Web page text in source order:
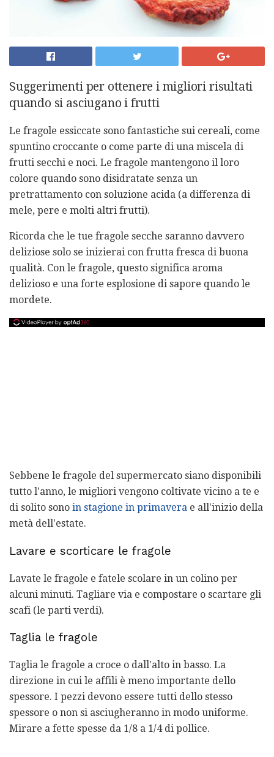
Suggerimenti per ottenere i migliori risultati
quando si asciugano i frutti
Le fragole essiccate sono fantastiche sui cereali, come
spuntino croccante o come parte di una miscela di
frutti secchi e noci. Le fragole mantengono il loro
colore quando sono disidratate senza un
pretrattamento con soluzione acida (a differenza di
mele, pere e molti altri frutti).
Ricorda che le tue fragole secche saranno davvero
deliziose solo se inizierai con frutta fresca di buona
qualità. Con le fragole, questo significa aroma
delizioso e una forte esplosione di sapore quando le
mordete.
Sebbene le fragole del supermercato siano disponibili
tutto l'anno, le migliori vengono coltivate vicino a te e
di solito sono in stagione in primavera e all'inizio della
metà dell'estate.
Lavare e scorticare le fragole
Lavate le fragole e fatele scolare in un colino per
alcuni minuti. Tagliare via e compostare o scartare gli
scafi (le parti verdi).
Taglia le fragole
Taglia le fragole a croce o dall'alto in basso. La
direzione in cui le affili è meno importante dello
spessore. I pezzi devono essere tutti dello stesso
spessore o non si asciugheranno in modo uniforme.
Mirare a fette spesse da 1/8 a 1/4 di pollice.